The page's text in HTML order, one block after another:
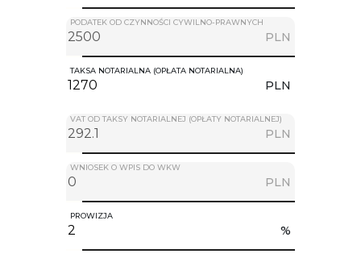
PODATEK OD CZYNNOŚCI CYWILNO-PRAWNYCH
PLN
TAKSA NOTARIALNA (OPŁATA NOTARIALNA)
PLN
VAT OD TAKSY NOTARIALNEJ (OPŁATY NOTARIALNEJ)
PLN
WNIOSEK O WPIS DO WKW
PLN
PROWIZJA
%